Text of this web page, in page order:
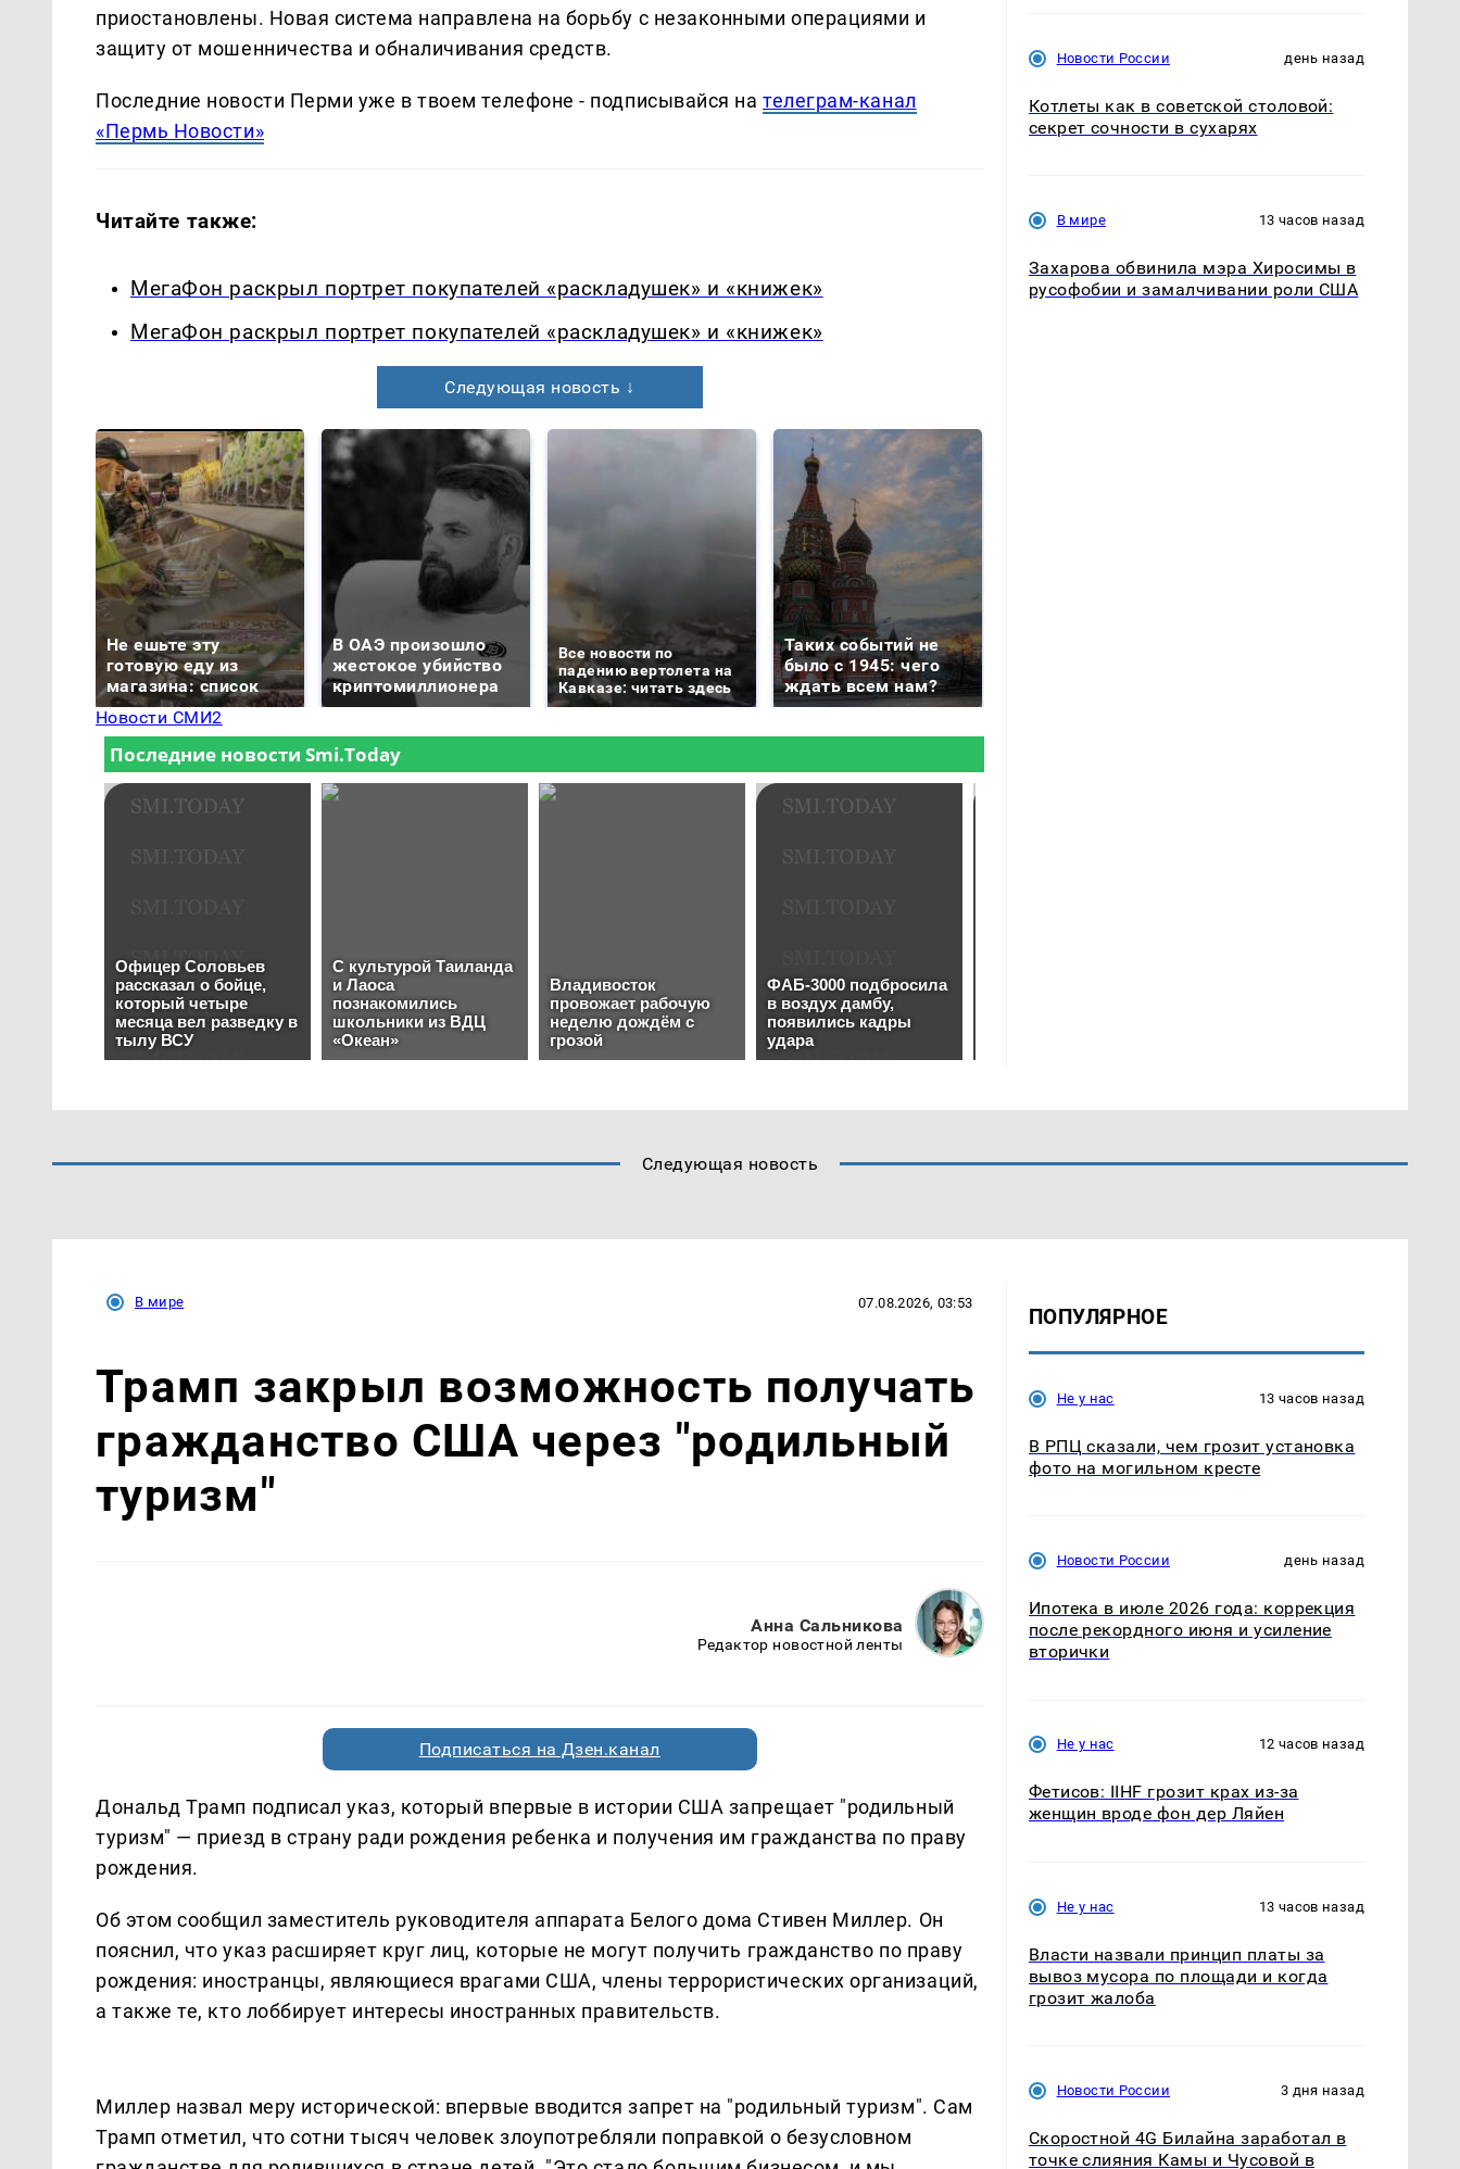
приостановлены. Новая система направлена на борьбу с незаконными операциями и
защиту от мошенничества и обналичивания средств.
Последние новости Перми уже в твоем телефоне - подписывайся нателеграм-канал
«Пермь Новости»
Читайте также:
МегаФон раскрыл портрет покупателей «раскладушек» и «книжек»
МегаФон раскрыл портрет покупателей «раскладушек» и «книжек»
Следующая новость ↓
Не ешьте эту
готовую еду из
магазина: список
В ОАЭ произошло
жестокое убийство
криптомиллионера
Все новости по
падению вертолета на
Кавказе: читать здесь
Таких событий не
было с 1945: чего
ждать всем нам?
Новости СМИ2
Новости России день назад
Котлеты как в советской столовой:
секрет сочности в сухарях
В мире 13 часов назад
Захарова обвинила мэра Хиросимы в
русофобии и замалчивании роли США
Следующая новость
В мире 07.08.2026, 03:53
Трамп закрыл возможность получать
гражданство США через "родильный
туризм"
Анна Сальникова
Редактор новостной ленты
Подписаться на Дзен.канал
Дональд Трамп подписал указ, который впервые в истории США запрещает "родильный
туризм" — приезд в страну ради рождения ребенка и получения им гражданства по праву
рождения.
Об этом сообщил заместитель руководителя аппарата Белого дома Стивен Миллер. Он
пояснил, что указ расширяет круг лиц, которые не могут получить гражданство по праву
рождения: иностранцы, являющиеся врагами США, члены террористических организаций,
а также те, кто лоббирует интересы иностранных правительств.
Миллер назвал меру исторической: впервые вводится запрет на "родильный туризм". Сам
Трамп отметил, что сотни тысяч человек злоупотребляли поправкой о безусловном
ПОПУЛЯРНОЕ
Не у нас 13 часов назад
В РПЦ сказали, чем грозит установка
фото на могильном кресте
Новости России день назад
Ипотека в июле 2026 года: коррекция
после рекордного июня и усиление
вторички
Не у нас 12 часов назад
Фетисов: IIHF грозит крах из-за
женщин вроде фон дер Ляйен
Не у нас 13 часов назад
Власти назвали принцип платы за
вывоз мусора по площади и когда
грозит жалоба
Новости России 3 дня назад
Скоростной 4G Билайна заработал в
точке слияния Камы и Чусовой в